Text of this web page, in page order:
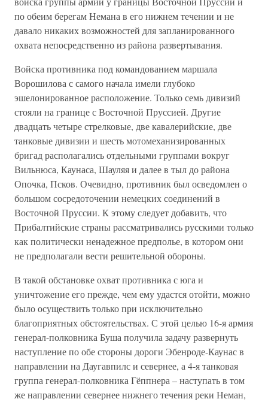
по обеим берегам Немана в его нижнем течении и не
давало никаких возможностей для запланированного
охвата непосредственно из района развертывания.
Войска противника под командованием маршала
Ворошилова с самого начала имели глубоко
эшелонированное расположение. Только семь дивизий
стояли на границе с Восточной Пруссией. Другие
двадцать четыре стрелковые, две кавалерийские, две
танковые дивизии и шесть мотомеханизированных
бригад располагались отдельными группами вокруг
Вильнюса, Каунаса, Шауляя и далее в тыл до района
Опочка, Псков. Очевидно, противник был осведомлен о
большом сосредоточении немецких соединений в
Восточной Пруссии. К этому следует добавить, что
Прибалтийские страны рассматривались русскими только
как политически ненадежное предполье, в котором они
не предполагали вести решительной обороны.
В такой обстановке охват противника с юга и
уничтожение его прежде, чем ему удастся отойти, можно
было осуществить только при исключительно
благоприятных обстоятельствах. С этой целью 16-я армия
генерал-полковника Буша получила задачу развернуть
наступление по обе стороны дороги Эбенроде-Каунас в
направлении на Даугавпилс и севернее, а 4-я танковая
группа генерал-полковника Гёппнера – наступать в том
же направлении севернее нижнего течения реки Неман,